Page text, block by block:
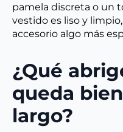
pamela discreta o un
vestido es liso y
accesorio algo más
¿Qué
queda
largo?